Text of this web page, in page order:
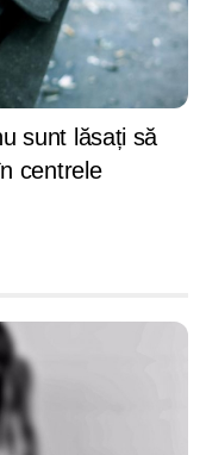
sunt lăsați să
centrele